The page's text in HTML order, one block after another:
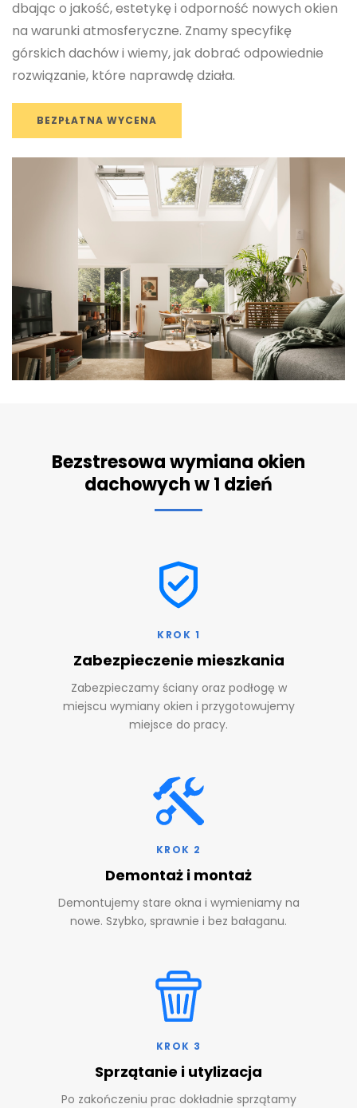
dbając o jakość, estetykę i odporność nowych okien
na warunki atmosferyczne. Znamy specyfikę
górskich dachów i wiemy, jak dobrać odpowiednie
rozwiązanie, które naprawdę działa.
BEZPŁATNA WYCENA
Bezstresowa wymiana okien
dachowych w 1 dzień
KROK 1
Zabezpieczenie mieszkania
Zabezpieczamy ściany oraz podłogę w
miejscu wymiany okien i przygotowujemy
miejsce do pracy.
KROK 2
Demontaż i montaż
Demontujemy stare okna i wymieniamy na
nowe. Szybko, sprawnie i bez bałaganu.
KROK 3
Sprzątanie i utylizacja
Po zakończeniu prac dokładnie sprzątamy